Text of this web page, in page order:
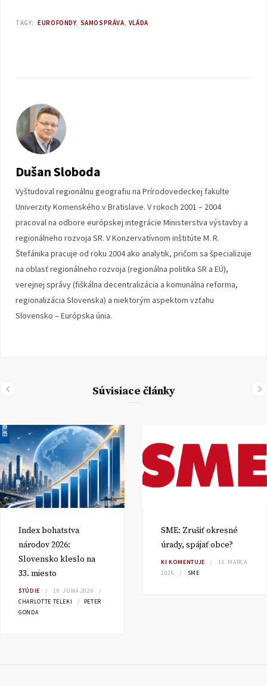
TAGY: EUROFONDY SAMOSPRÁVA VLÁDA
Dušan Sloboda
Vyštudoval regionálnu geografiu na Prírodovedeckej fakulte
Univerzity Komenského v Bratislave. V rokoch 2001 – 2004
pracoval na odbore európskej integrácie Ministerstva výstavby a
regionálneho rozvoja SR. V Konzervatívnom inštitúte M. R.
Štefánika pracuje od roku 2004 ako analytik, pričom sa špecializuje
na oblasť regionálneho rozvoja (regionálna politika SR a EÚ),
verejnej správy (fiškálna decentralizácia a komunálna reforma,
regionalizácia Slovenska) a niektorým aspektom vzťahu
Slovensko – Európska únia.
Súvisiace články
Index bohatstva
národov 2026:
Slovensko kleslo na
33. miesto
ŠTÚDIE
10. JÚNA 2026
CHARLOTTE TELEKI
PETER
GONDA
SME: Zrušiť okresné
úrady, spájať obce?
KI KOMENTUJE
13. MARCA
2026
SME